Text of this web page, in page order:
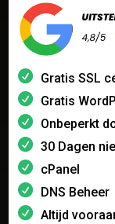
Gratis SSL
Gratis
Onbeperkt
30 Dagen
cPanel
DNS Beheer
Altijd